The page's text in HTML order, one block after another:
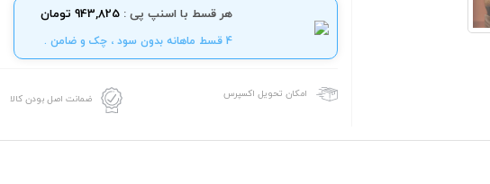
هر قسط با اسنپ پی : 943,825 تومان
4 قسط ماهانه بدون سود ، چک و ضامن .
امکان تحویل اکسپرس ضمانت اصل بودن کالا